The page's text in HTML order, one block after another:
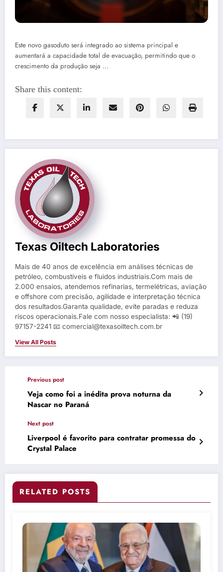
Este novo gasoduto será integrado ao sistema principal e
aumentará a capacidade total de evacuação, permitindo que o
crescimento da produção seja …
Share this content:
Texas Oiltech Laboratories
Mais de 40 anos de excelência em análises técnicas de
petróleo, combustíveis e fluidos industriais.Com mais de
2.000 ensaios, atendemos refinarias, termelétricas, aviação
e offshore com precisão, agilidade e interpretação técnica
dos resultados.Garanta qualidade, evite paradas e reduza
riscos operacionais.Fale com nosso especialista: 📲 (19)
97157-2241 📧 comercial@texasoiltech.com.br
View All Posts
Previous post
Veja como foi a inédita prova noturna da
Nascar no Paraná
Next post
Liverpool é favorito para contratar promessa do
Crystal Palace
RELATED POSTS